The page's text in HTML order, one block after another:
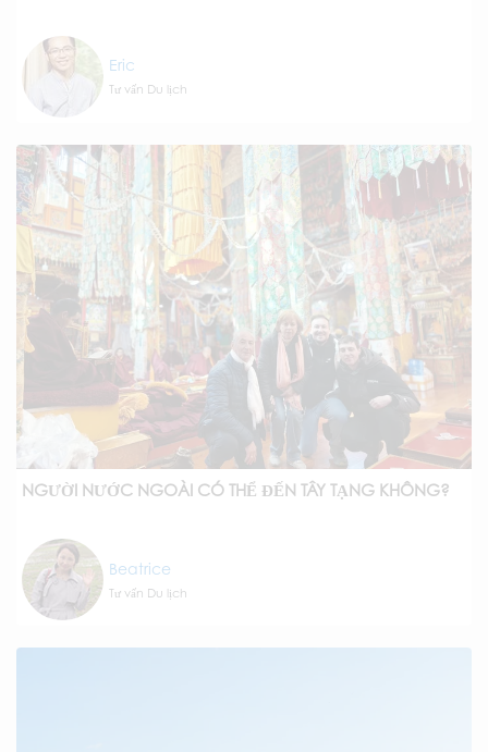
Eric
Tư vấn Du lịch
NGƯỜI NƯỚC NGOÀI CÓ THỂ ĐẾN TÂY TẠNG KHÔNG?
Beatrice
Tư vấn Du lịch